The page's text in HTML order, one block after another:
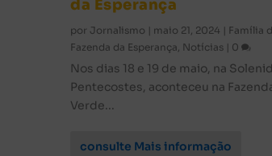
da Esperança
por Jornalismo | maio 21, 2024 | Família
Fazenda da Esperança Notícias | 0
Nos dias 18 e 19 de maio, na
Pentecostes, aconteceu na
Verde...
consulte Mais informação